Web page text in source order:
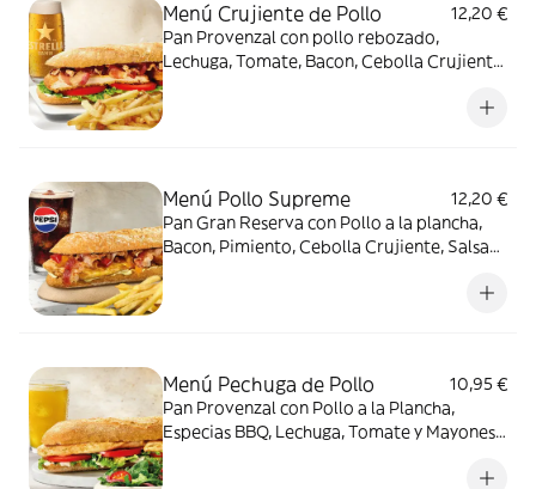
Menú Crujiente de Pollo
12,20 €
Pan Provenzal con pollo rebozado,
Lechuga, Tomate, Bacon, Cebolla Crujiente,
Menú Pollo Supreme
12,20 €
Pan Gran Reserva con Pollo a la plancha,
Bacon, Pimiento, Cebolla Crujiente, Salsa
Menú Pechuga de Pollo
10,95 €
Pan Provenzal con Pollo a la Plancha,
Especias BBQ, Lechuga, Tomate y Mayonesa